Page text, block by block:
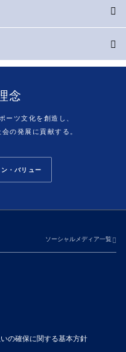
念
ーツ文化を創造し、
の発展に貢献する。
・バリュー
ソーシャルメディア一覧
の確保に関する基本方針